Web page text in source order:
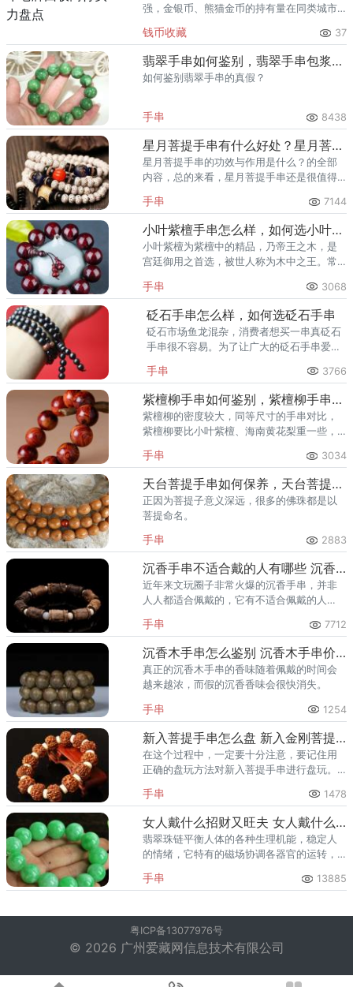
强，金银币、熊猫金币的持有量在同类城市
熊猫金币的需求就明显升温，但鱼龙混杂的
回收渠道里，能精准识别版别溢
钱币收藏 37
翡翠手串如何鉴别，翡翠手串包浆图片
如何鉴别翡翠手串的真假？
手串 8438
星月菩提手串有什么好处？星月菩提手串的功效与作用是什么？
星月菩提手串的功效与作用是什么？的全部
内容，总的来看，星月菩提手串还是很值得
趣的朋友不妨可以入手一件。
手串 7144
小叶紫檀手串怎么样，如何选小叶紫檀手串
小叶紫檀为紫檀中的精品，乃帝王之木，是
宫廷御用之首选，被世人称为木中之王。常
导致市场上出现了许多仿品，那么如何挑选
高性价比的小叶紫檀手串呢？
手串 3068
砭石手串怎么样，如何选砭石手串
砭石市场鱼龙混杂，消费者想买一串真砭石
手串很不容易。为了让广大的砭石手串爱好
的蒙蔽，下面，爱藏网以专业经验，介绍下
如何选购砭石手串。
手串 3766
紫檀柳手串如何鉴别，紫檀柳手串包浆图片
紫檀柳的密度较大，同等尺寸的手串对比，
紫檀柳要比小叶紫檀、海南黄花梨重一些，
淡的降香味，小叶紫檀有独特的檀香味。
手串 3034
天台菩提手串如何保养，天台菩提手串保养方法
正因为菩提子意义深远，很多的佛珠都是以
菩提命名。
手串 2883
沉香手串不适合戴的人有哪些 沉香手串不适合什么人群佩戴
近年来文玩圈子非常火爆的沉香手串，并非
人人都适合佩戴的，它有不适合佩戴的人
为沉香是木质，因此有很多小缝隙会吸收气
味。
手串 7712
沉香木手串怎么鉴别 沉香木手串价格图片大全欣赏
真正的沉香木手串的香味随着佩戴的时间会
越来越浓，而假的沉香香味会很快消失。
手串 1254
新入菩提手串怎么盘 新入金刚菩提手串盘玩方法是什么
在这个过程中，一定要十分注意，要记住用
正确的盘玩方法对新入菩提手串进行盘玩。
了解菩提手串的盘玩知识。
手串 1478
女人戴什么招财又旺夫 女人戴什么手串最养人
翡翠珠链平衡人体的各种生理机能，稳定人
的情绪，它特有的磁场协调各器官的运转，
很潜能。
手串 13885
粤ICP备13077976号
© 2026 广州爱藏网信息技术有限公司